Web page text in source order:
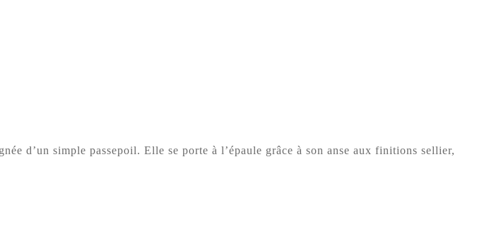
d’un simple passepoil. Elle se porte à l’épaule grâce à son anse aux finitions sellier,